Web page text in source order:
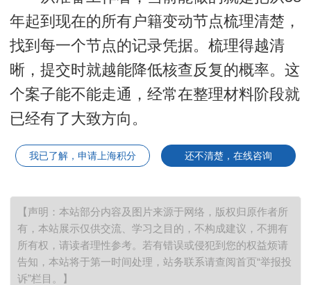
年起到现在的所有户籍变动节点梳理清楚，
找到每一个节点的记录凭据。梳理得越清
晰，提交时就越能降低核查反复的概率。这
个案子能不能走通，经常在整理材料阶段就
已经有了大致方向。
我已了解，申请上海积分 还不清楚，在线咨询
【声明：本站部分内容及图片来源于网络，版权归原作者所
有，本站展示仅供交流、学习之目的，不构成建议，不拥有
所有权，请读者理性参考。若有错误或侵犯到您的权益烦请
告知，本站将于第一时间处理，站务联系请查阅首页“举报投
诉”栏目。】